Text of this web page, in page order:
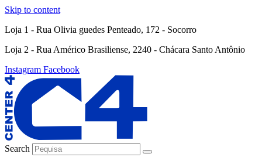
Skip to content
Loja 1 - Rua Olivia guedes Penteado, 172 - Socorro
Loja 2 - Rua Américo Brasiliense, 2240 - Chácara Santo Antônio
Instagram Facebook
Search